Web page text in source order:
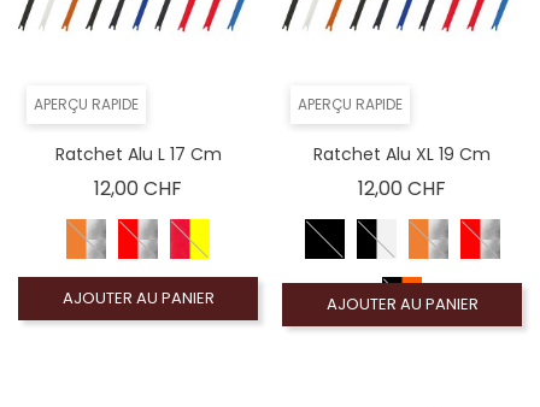
APERÇU RAPIDE
Ratchet Alu L 17 Cm
12,00 CHF
AJOUTER AU PANIER
APERÇU RAPIDE
Ratchet Alu XL 19 Cm
12,00 CHF
AJOUTER AU PANIER